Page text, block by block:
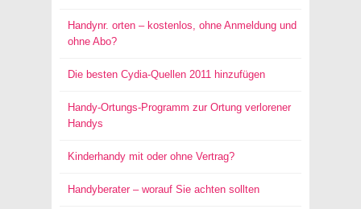
Handynr. orten – kostenlos, ohne Anmeldung und
ohne Abo?
Die besten Cydia-Quellen 2011 hinzufügen
Handy-Ortungs-Programm zur Ortung verlorener
Handys
Kinderhandy mit oder ohne Vertrag?
Handyberater – worauf Sie achten sollten